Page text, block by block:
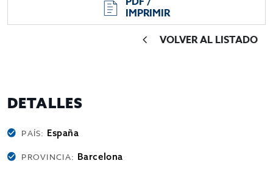
IMPRIMIR
VOLVER AL LISTADO
DETALLES
PAÍS: España
PROVINCIA: Barcelona